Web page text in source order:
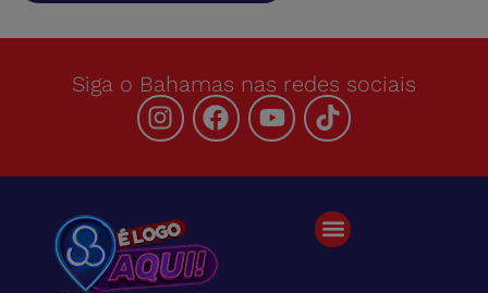
Siga o Bahamas nas redes sociais